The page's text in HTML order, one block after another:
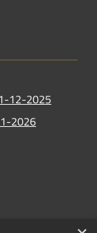
12-2025
2026